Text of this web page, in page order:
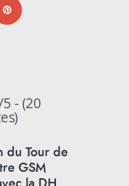
- (20
du Tour de
GSM